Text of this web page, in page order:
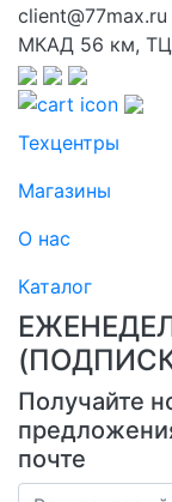
client@77max.ru
МКАД 56 км,
Техцентры
Магазины
О нас
Каталог
Получайте
почте